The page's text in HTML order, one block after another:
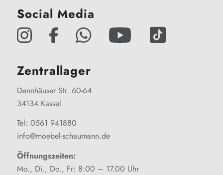
Social Media
Zentrallager
Dennhäuser Str. 60-64
34134 Kassel
Tel: 0561 941880
info@moebel-schaumann.de
Öffnungszeiten:
Mo., Di., Do., Fr: 8:00 – 17.00 Uhr